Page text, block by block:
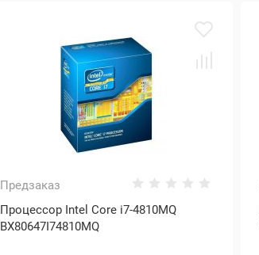
Предзаказ
Процессор Intel Core i7-4810MQ
BX80647I74810MQ